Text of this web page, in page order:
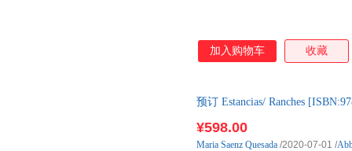
加入购物车 收藏
预订 Estancias/ Ranches
¥598.00
Maria Saenz Quesada /2020-07-01 /